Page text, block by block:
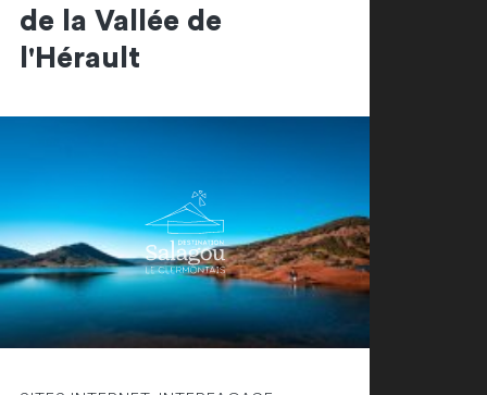
de la Vallée de
l'Hérault